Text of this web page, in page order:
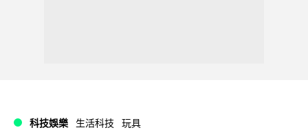
科技娛樂 生活科技 玩具